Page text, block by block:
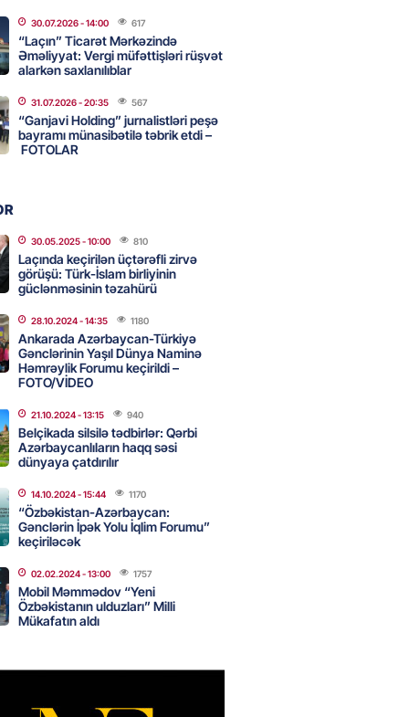
İDDİA: Şimali Koreya
120 ballistik raket yerləşdirib
- 15:15 90
musiqi terapevti
unudulmaz sənət gecəsinə
Azərbaycan ərazisini
qarşı istifadəyə imkan
- 14:45
mənzil almaq istəyənlər
imkanları var?
- 14:30 83
ofisi Pezeşkianın istefası
iddiaları təkzib etdi
- 14:15
canlıların hücumu başlayıb?
30.07.2026- 14:00 617
“Laçın” Ticarət Mərkəzində
Əməliyyat: Vergi müfəttişləri rüşvət
alarkən saxlanılıblar
31.07.2026- 20:35 567
“Ganjavi Holding” jurnalistləri peşə
bayramı münasibətilə təbrik etdi –
FOTOLAR
30.05.2025- 10:00 810
Laçında keçirilən üçtərəfli zirvə
görüşü: Türk-İslam birliyinin
güclənməsinin təzahürü
28.10.2024- 14:35 1180
Ankarada Azərbaycan-Türkiyə
Gənclərinin Yaşıl Dünya Naminə
Həmrəylik Forumu keçirildi –
FOTO/VİDEO
21.10.2024- 13:15 940
Belçikada silsilə tədbirlər: Qərbi
Azərbaycanlıların haqq səsi
dünyaya çatdırılır
14.10.2024- 15:44 1170
“Özbəkistan-Azərbaycan:
Gənclərin İpək Yolu İqlim Forumu”
keçiriləcək
02.02.2024- 13:00 1757
Mobil Məmmədov “Yeni
Özbəkistanın ulduzları” Milli
Mükafatın aldı